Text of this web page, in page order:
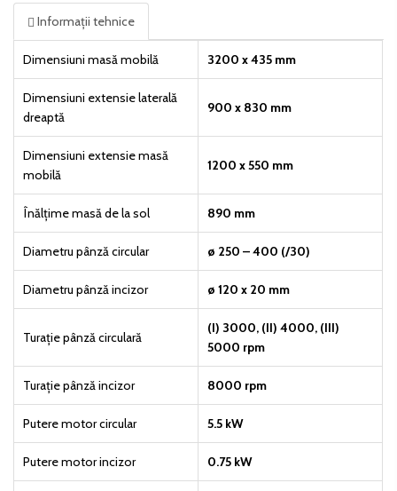
Informații tehnice
Dimensiuni masă mobilă 3200 x 435 mm
Dimensiuni extensie laterală
dreaptă
900 x 830 mm
Dimensiuni extensie masă
mobilă
1200 x 550 mm
Înălțime masă de la sol 890 mm
Diametru pânză circular ø 250 – 400 (/30)
Diametru pânză incizor ø 120 x 20 mm
Turație pânză circulară
(I) 3000, (II) 4000, (III)
5000 rpm
Turație pânză incizor 8000 rpm
Putere motor circular 5.5 kW
Putere motor incizor 0.75 kW